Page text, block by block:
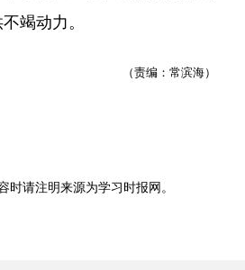
竭动力。
（责编：常滨海）
时请注明来源为学习时报网 。